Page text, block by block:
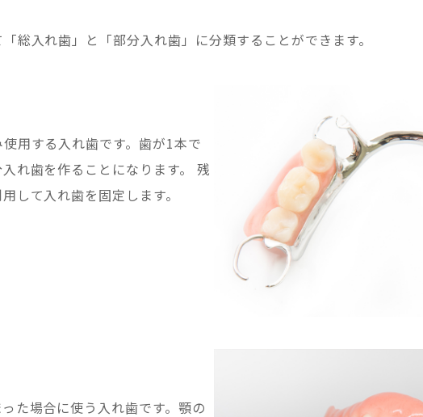
総入れ歯」と「部分入れ歯」に分類することができます。
用する入れ歯です。歯が1本で
れ歯を作ることになります。 残
して入れ歯を固定します。
た場合に使う入れ歯です。顎の